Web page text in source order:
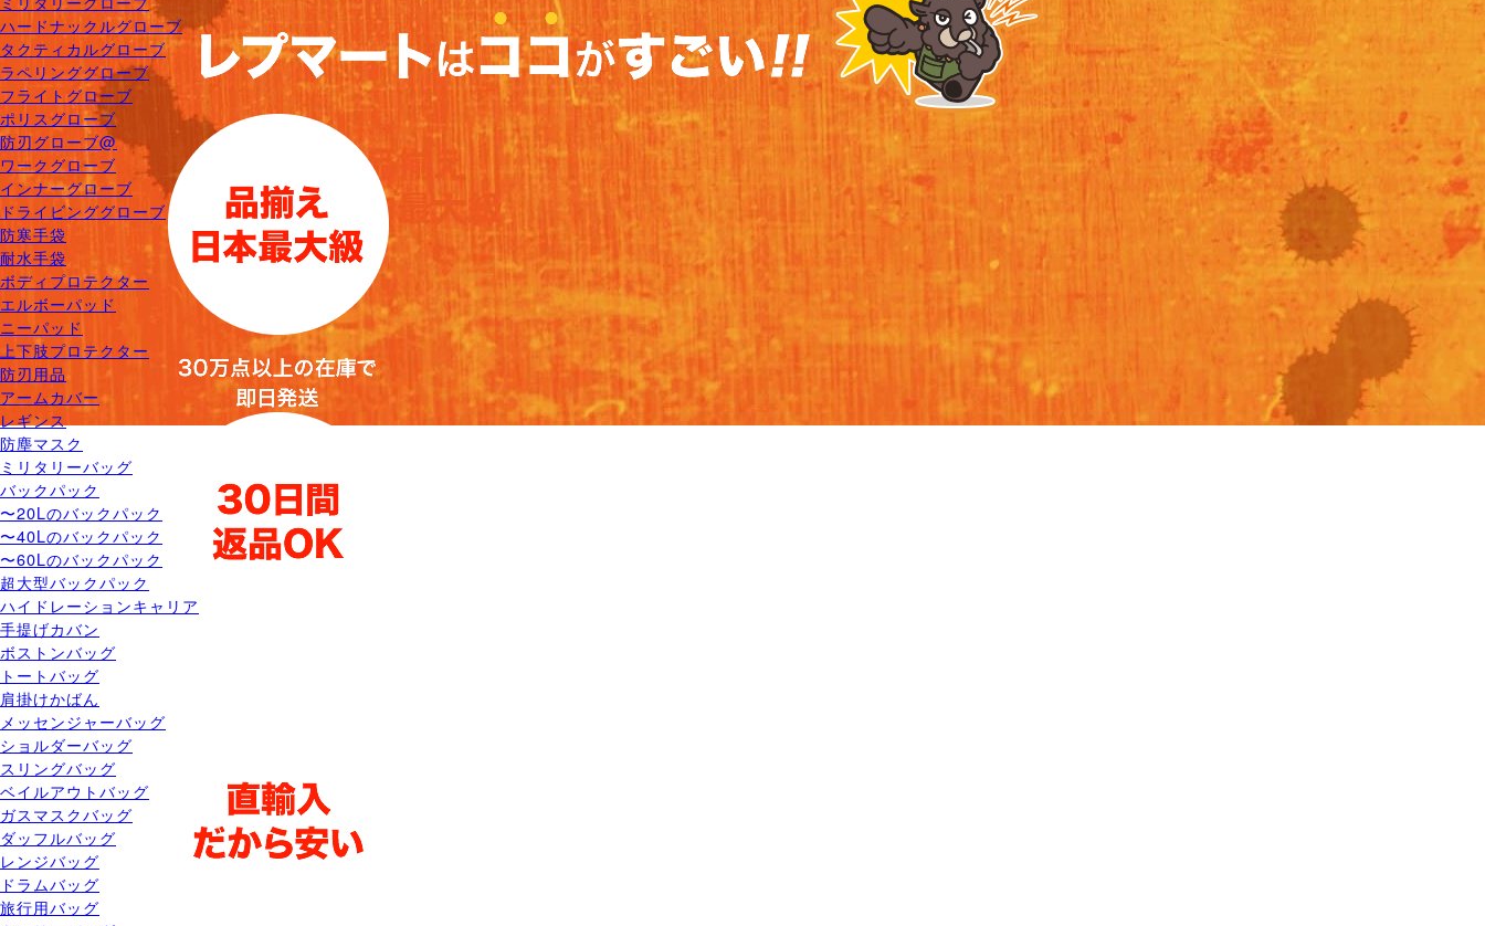
ハードナックルグローブ
タクティカルグローブ
ラペリンググローブ
フライトグローブ
ポリスグローブ
防刃グローブ@
ワークグローブ
インナーグローブ
ドライビンググローブ
防寒手袋
耐水手袋
ボディプロテクター
エルボーパッド
ニーパッド
上下肢プロテクター
防刃用品
アームカバー
レギンス
防塵マスク
ミリタリーバッグ
バックパック
〜20Lのバックパック
〜40Lのバックパック
〜60Lのバックパック
超大型バックパック
ハイドレーションキャリア
手提げカバン
ボストンバッグ
トートバッグ
肩掛けかばん
メッセンジャーバッグ
ショルダーバッグ
スリングバッグ
ベイルアウトバッグ
ガスマスクバッグ
ダッフルバッグ
レンジバッグ
ドラムバッグ
旅行用バッグ